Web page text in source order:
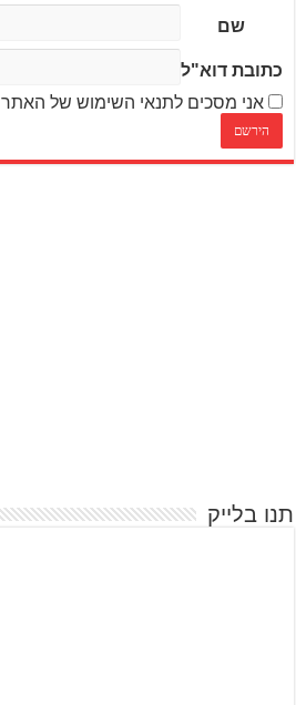
שם
כתובת דוא"ל
אני מסכים לתנאי השימוש של האתר
תנו בלייק